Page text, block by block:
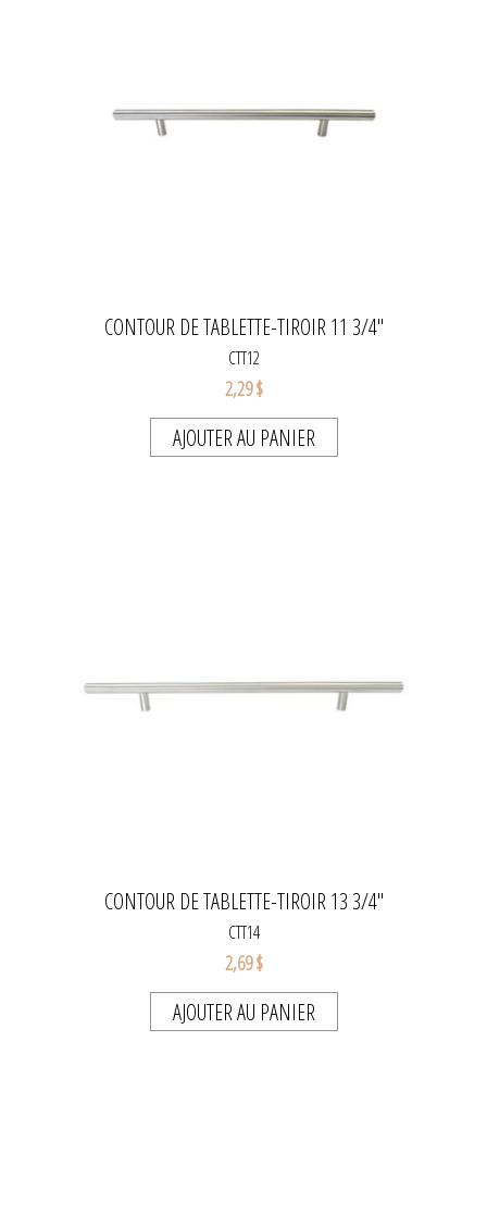
CONTOUR DE TABLETTE-TIROIR 11 3/4"
CTT12
2,29 $
AJOUTER AU PANIER
CONTOUR DE TABLETTE-TIROIR 13 3/4"
CTT14
2,69 $
AJOUTER AU PANIER